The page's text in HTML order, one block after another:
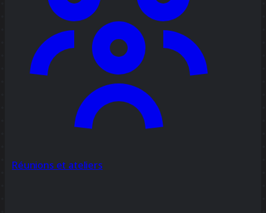
Réunions et ateliers